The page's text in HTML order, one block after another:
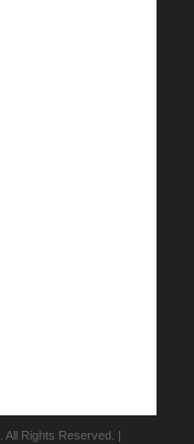
. All Rights Reserved. |